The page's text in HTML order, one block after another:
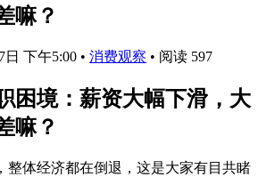
嘛？
日 下午5:00 • 消费观察 • 阅读 597
困境：薪资大幅下滑，大
嘛？
整体经济都在倒退，这是大家有目共睹